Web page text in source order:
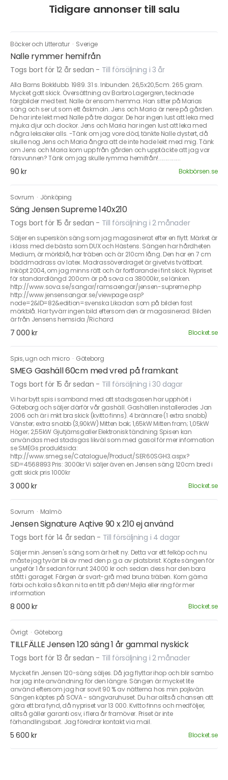
Tidigare annonser till salu
Böcker och Litteratur · Sverige
Nalle rymmer hemifrån
Togs bort för 12 år sedan - Till försäljning i 3 år
Alla Barns Bokklubb. 1989. 31 s. Inbunden. 26,5x20,5cm. 265 gram.
Mycket gott skick. Översättning av Barbro Lagergren, tecknade
färgbilder med text. Nalle är ensam hemma. Han sitter på Marias
säng och ser ut som ett åskmoln. Jens och Maria är nere på gården.
De har inte lekt med Nalle på tre dagar. De har ingen lust att leka med
mjuka djur och dockor. Jens och Maria har ingen lust att leka med
några leksaker alls. -Tänk om jag vore död, tänkte Nalle dystert, då
skulle nog Jens och Maria ångra att de inte hade lekt med mig. Tänk
om Jens och Maria kom upp från gården och upptäckte att jag var
försvunnen? Tänk om jag skulle rymma hemifrån!................
90 kr Bokbörsen.se
Sovrum · Jönköping
Säng Jensen Supreme 140x210
Togs bort för 15 år sedan - Till försäljning i 2 månader
Säljer en superskön säng som jag magasinerat efter en flytt. Märket är
i klass med de bästa som DUX och Hästens. Sängen har hårdheten
Medium, är mörkblå, har träben och är 210cm lång. Den har en 7 cm
bäddmadrass av latex. Madrassöverdraget är givetvis tvättbart.
Inköpt 2004, om jag minns rätt och är fortfarande i fint skick. Nypriset
för standardlängd 200cm är på sova ca 38000kr, se länken.
http://www.sova.se/sangar/ramsaengar/jensen-supreme.php
http://www.jensensangar.se/viewpage.asp?
node=2&ID=82&edition=svenska Likadan som på bilden fast
mörkblå. Har tyvärr ingen bild eftersom den är magasinerad. Bilden
är från Jensens hemsida /Richard
7 000 kr Blocket.se
Spis, ugn och micro · Göteborg
SMEG Gashäll 60cm med vred på framkant
Togs bort för 15 år sedan - Till försäljning i 30 dagar
Vi har bytt spis i samband med att stadsgasen har upphört i
Göteborg och säljer därför vår gashäll. Gashällen installerades Jan
2006 och är i mkt bra skick (kvitto finns). 4 brännare (1 extra snabb)
Vänster; extra snabb (3,90kW) Mitten bak; 1,65kW Mitten fram; 1,05kW
Höger; 2,55kW Gjutjärnsgaller Elektronisk tändning Spisen kan
användas med stadsgas likväl som med gasol för mer information
se SMEGs produktsida:
http://www.smeg.se/Catalogue/Product/SER60SGH3.aspx?
SID=4568893 Pris: 3000kr Vi säljer även en Jensen säng 120cm bred i
gott skick pris 1000kr
3 000 kr Blocket.se
Sovrum · Malmö
Jensen Signature Aqtive 90 x 210 ej använd
Togs bort för 14 år sedan - Till försäljning i 4 dagar
Säljer min Jensen's säng som är helt ny. Detta var ett felköp och nu
måste jag tyvärr bli av med den p.g.a av platsbrist. Köpte sängen för
ungefär 1 år sedan för runt 24000 kr och sedan dess har den bara
stått i garaget. Färgen är svart-grå med bruna träben. Kom gärna
förbi och kolla så kan ni ta en titt på den! Mejla eller ring för mer
information
8 000 kr Blocket.se
Övrigt · Göteborg
TILLFÄLLE Jensen 120 säng 1 år gammal nyskick
Togs bort för 13 år sedan - Till försäljning i 2 månader
Mycket fin Jensen 120-säng säljes. Då jag flyttar ihop och blir sambo
har jag inte användning för den längre. Sängen är mycket lite
använd eftersom jag har sovit 90 % av nätterna hos min pojkvän.
Sängen köptes på SOVA - sängvaruhuset. Du har alltså chansen att
göra ett bra fynd, då nypriset var 13 000. Kvitto finns och medföljer,
alltså gäller garanti osv, i flera år framöver. Priset är inte
förhandlingsbart. Jag föredrar kontakt via mail.
5 600 kr Blocket.se